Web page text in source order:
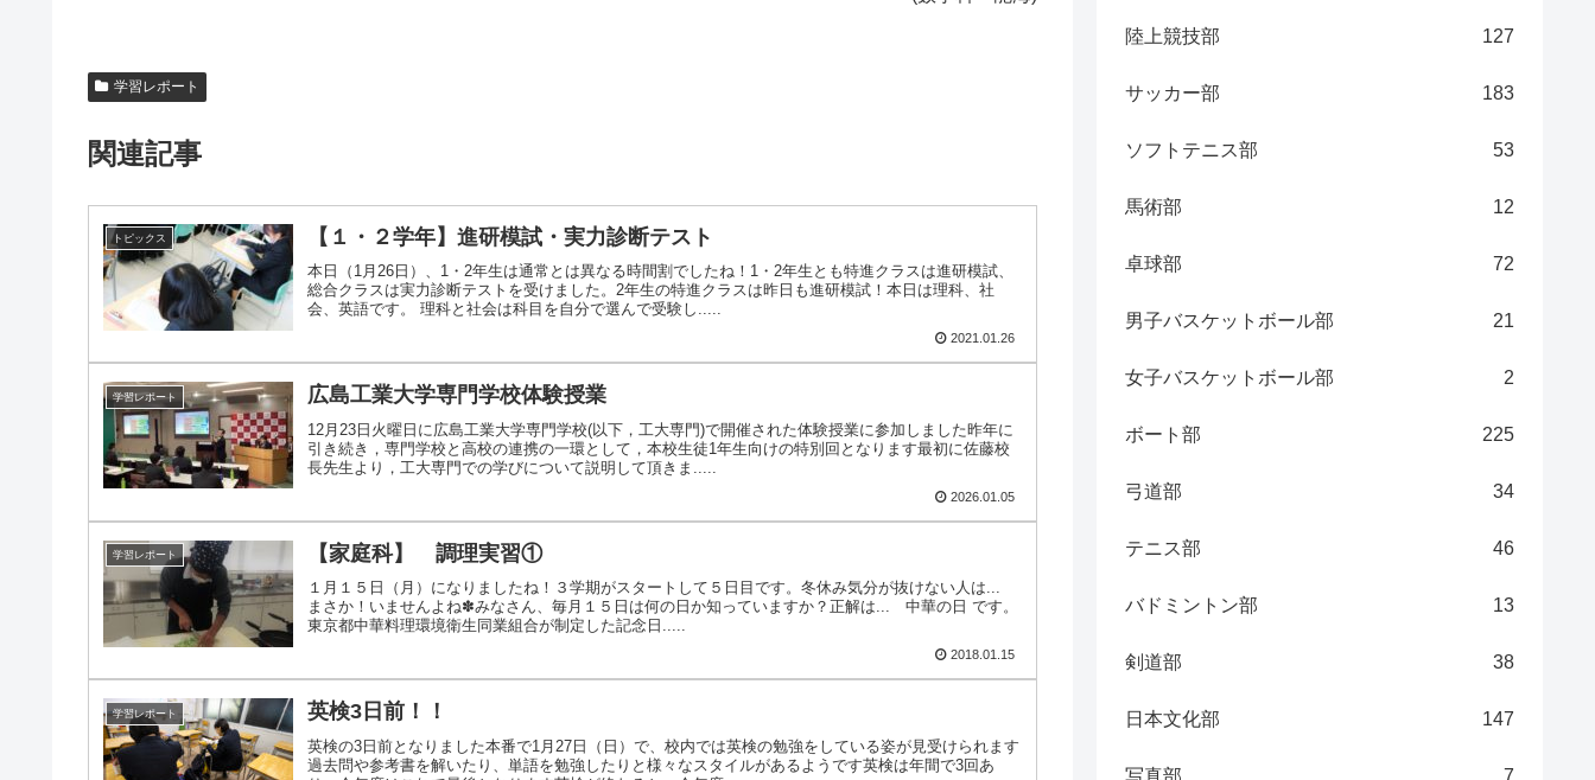
学習レポート
関連記事
トピックス 【１・２学年】進研模試・実力診断テスト
本日（1月26日）、1・2年生は通常とは異なる時間割でしたね！1・2年生とも特進クラスは進研模試、
総合クラスは実力診断テストを受けました。2年生の特進クラスは昨日も進研模試！本日は理科、社
会、英語です。 理科と社会は科目を自分で選んで受験し.....
2021.01.26
学習レポート 広島工業大学専門学校体験授業
12月23日火曜日に広島工業大学専門学校(以下，工大専門)で開催された体験授業に参加しました昨年に
引き続き，専門学校と高校の連携の一環として，本校生徒1年生向けの特別回となります最初に佐藤校
長先生より，工大専門での学びについて説明して頂きま.....
2026.01.05
学習レポート 【家庭科】 調理実習①
１月１５日（月）になりましたね！３学期がスタートして５日目です。冬休み気分が抜けない人は...
まさか！いませんよね✽みなさん、毎月１５日は何の日か知っていますか？正解は... 中華の日 です。
東京都中華料理環境衛生同業組合が制定した記念日.....
2018.01.15
学習レポート 英検3日前！！
英検の3日前となりました本番で1月27日（日）で、校内では英検の勉強をしている姿が見受けられます
過去問や参考書を解いたり、単語を勉強したりと様々なスタイルがあるようです英検は年間で3回あ
陸上競技部 127
サッカー部 183
ソフトテニス部 53
馬術部 12
卓球部 72
男子バスケットボール部 21
女子バスケットボール部 2
ボート部 225
弓道部 34
テニス部 46
バドミントン部 13
剣道部 38
日本文化部 147
写真部 7